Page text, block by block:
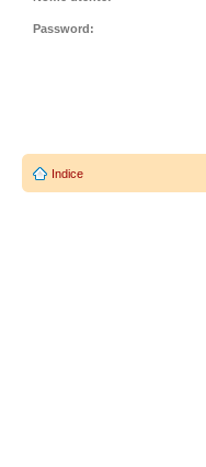
Password:
Indice